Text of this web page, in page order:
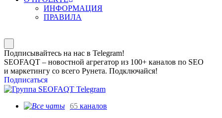
ИНФОРМАЦИЯ
ПРАВИЛА
Подписывайтесь на нас в Telegram!
SEOFAQT – новостной агрегатор из 100+ каналов по SEO
и маркетингу со всего Рунета. Подключайся!
Подписаться
65 каналов